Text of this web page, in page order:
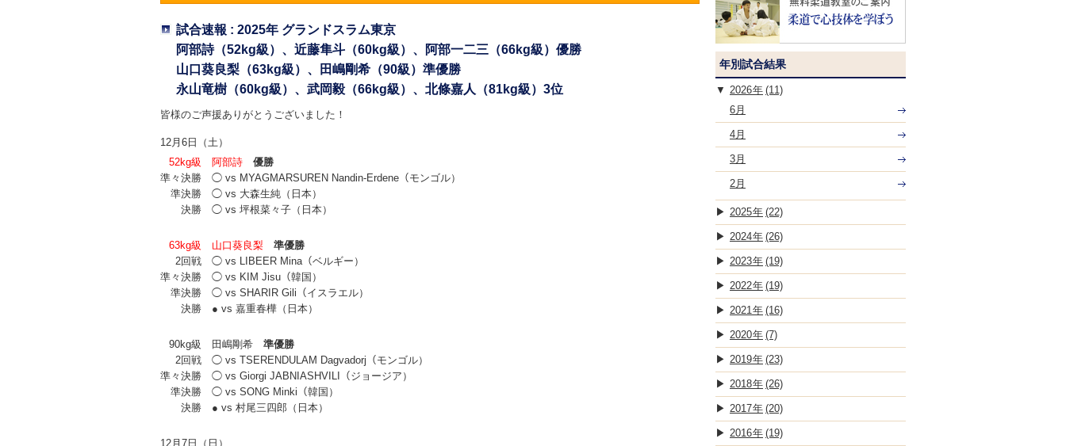
試合速報 : 2025年 グランドスラム東京
阿部詩（52kg級）、近藤隼斗（60kg級）、阿部一二三（66kg級）優勝
山口葵良梨（63kg級）、田嶋剛希（90級）準優勝
永山竜樹（60kg級）、武岡毅（66kg級）、北條嘉人（81kg級）3位
皆様のご声援ありがとうございました！
12月6日（土）
52kg級
阿部詩
優勝
準々決勝 ◯ vs MYAGMARSUREN Nandin-Erdene（モンゴル）
準決勝 ◯ vs 大森生純（日本）
決勝 ◯ vs 坪根菜々子（日本）
63kg級 山口葵良梨
準優勝
2回戦 ◯ vs LIBEER Mina（ベルギー）
準々決勝 ◯ vs KIM Jisu（韓国）
準決勝 ◯ vs SHARIR Gili（イスラエル）
決勝 ● vs 嘉重春樺（日本）
90kg級 田嶋剛希 準優勝
2回戦 ◯ vs TSERENDULAM Dagvadorj（モンゴル）
準々決勝 ◯ vs Giorgi JABNIASHVILI（ジョージア）
準決勝 ◯ vs SONG Minki（韓国）
決勝 ● vs 村尾三四郎（日本）
12月7日（日）
年別試合結果
2026
(11)
6月
4月
3月
2月
2025 (22)
2024 (26)
2023 (19)
2022 (19)
2021 (16)
2020 (7)
2019 (23)
2018 (26)
2017 (20)
2016 (19)